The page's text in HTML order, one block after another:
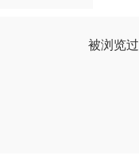
被浏览